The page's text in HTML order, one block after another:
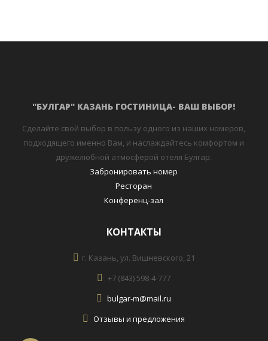
"БУЛГАР" КАЗАНЬ ГОСТИНИЦА- ВАШ ВЫБОР!
Сделайте свой выбор в пользу одного из наших номеров,
подходящего именно Вам, и наслаждайтесь комфортом и
дружелюбной атмосферой отеля Булгар.
Забронировать номер
Ресторан
Конференц-зал
КОНТАКТЫ
г. Казань, ул. Вишневского, 21
+7 (843) 598-4-777
bulgar-m@mail.ru
Отзывы и предложения